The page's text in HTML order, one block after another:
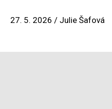
27. 5. 2026 / Julie Šafová